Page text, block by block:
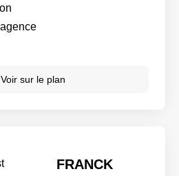
Voir sur le plan
FRANCK